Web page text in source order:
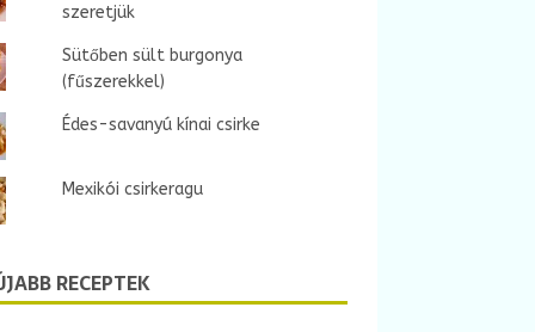
szeretjük
Sütőben sült burgonya
(fűszerekkel)
Édes-savanyú kínai csirke
Mexikói csirkeragu
RECEPTEK